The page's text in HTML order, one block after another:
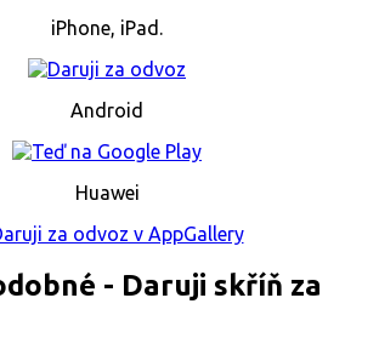
iPhone, iPad.
Android
Huawei
- Daruji skříň za